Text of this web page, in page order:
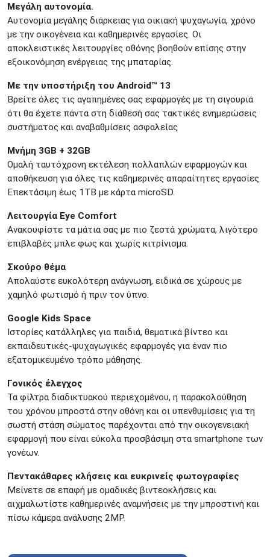
Μεγάλη αυτονομία.
Αυτονομία μεγάλης διάρκειας για οικιακή ψυχαγωγία, χρόνο
με την οικογένεια και καθημερινές εργασίες. Οι
αποκλειστικές λειτουργίες οθόνης βοηθούν επίσης στην
εξοικονόμηση ενέργειας της μπαταρίας.
Με την υποστήριξη του Android™ 13
Βρείτε όλες τις αγαπημένες σας εφαρμογές με τη σιγουριά
ότι θα έχετε πάντα στη διάθεσή σας τακτικές ενημερώσεις
συστήματος και αναβαθμίσεις ασφαλείας
Μνήμη 3GB + 32GB
Ομαλή ταυτόχρονη εκτέλεση πολλαπλών εφαρμογών και
αποθήκευση για όλες τις καθημερινές απαραίτητες εργασίες.
Επεκτάσιμη έως 1TB με κάρτα microSD.
Λειτουργία Eye Comfort
Ανακουφίστε τα μάτια σας με πιο ζεστά χρώματα, λιγότερο
επιβλαβές μπλε φως και χωρίς κιτρίνισμα.
Σκούρο θέμα
Απολαύστε ευκολότερη ανάγνωση, ειδικά σε χώρους με
χαμηλό φωτισμό ή πριν τον ύπνο.
Google Kids Space
Ιστορίες κατάλληλες για παιδιά, θεματικά βίντεο και
εκπαιδευτικές-ψυχαγωγικές εφαρμογές για έναν πιο
εξατομικευμένο τρόπο μάθησης.
Γονικός έλεγχος
Τα φίλτρα διαδικτυακού περιεχομένου, η παρακολούθηση
του χρόνου μπροστά στην οθόνη και οι υπενθυμίσεις για τη
σωστή στάση σώματος παρέχονται από την οικογενειακή
εφαρμογή που είναι εύκολα προσβάσιμη στα smartphone των
γονέων.
Πεντακάθαρες κλήσεις και ευκρινείς φωτογραφίες
Μείνετε σε επαφή με ομαδικές βιντεοκλήσεις και
αιχμαλωτίστε καθημερινές αναμνήσεις με την μπροστινή και
πίσω κάμερα ανάλυσης 2MP.